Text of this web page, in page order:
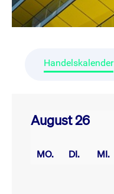
Handelskalender
August 26
MO. DI. MI.